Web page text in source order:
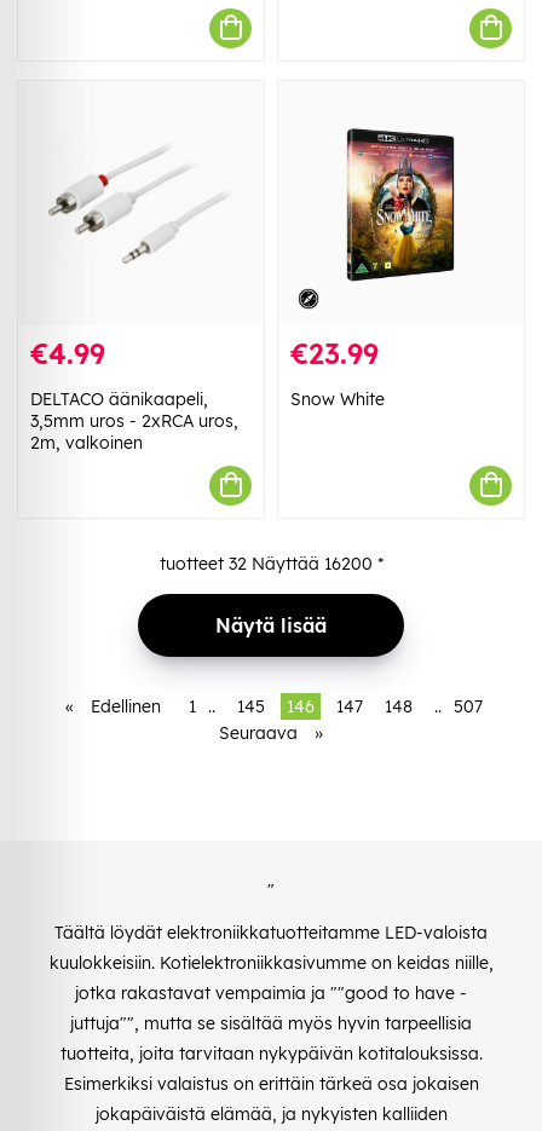
€4.99
DELTACO äänikaapeli,
3,5mm uros - 2xRCA uros,
2m, valkoinen
€23.99
Snow White
tuotteet 32Näyttää 16200 *
Näytä lisää
« Edellinen 1 .. 145 146 147 148 .. 507
Seuraava
»
"
Täältä löydät elektroniikkatuotteitamme LED-valoista
kuulokkeisiin. Kotielektroniikkasivumme on keidas niille,
jotka rakastavat vempaimia ja ""good to have -
juttuja"", mutta se sisältää myös hyvin tarpeellisia
tuotteita, joita tarvitaan nykypäivän kotitalouksissa.
Esimerkiksi valaistus on erittäin tärkeä osa jokaisen
jokapäiväistä elämää, ja nykyisten kalliiden